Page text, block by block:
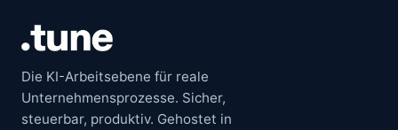
Die KI-Arbeitsebene für reale
Unternehmensprozesse. Sicher,
steuerbar, produktiv. Gehostet in